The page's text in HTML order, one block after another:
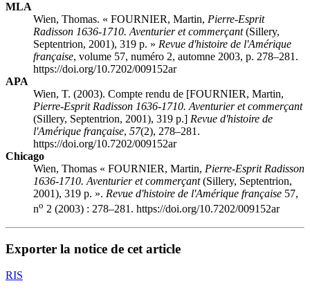
MLA
Wien, Thomas. « FOURNIER, Martin, Pierre-Esprit
Radisson 1636-1710. Aventurier et commerçant(Sillery,
Septentrion, 2001), 319 p. » Revue d'histoire de l'Amérique
française, volume 57, numéro 2, automne 2003, p. 278–281.
https://doi.org/10.7202/009152ar
APA
Wien, T. (2003). Compte rendu de [FOURNIER, Martin,
Pierre-Esprit Radisson 1636-1710. Aventurier et commerçant
(Sillery, Septentrion, 2001), 319 p.] Revue d'histoire de
l'Amérique française, 57(2), 278–281.
https://doi.org/10.7202/009152ar
Chicago
Wien, Thomas « FOURNIER, Martin, Pierre-Esprit Radisson
1636-1710. Aventurier et commerçant(Sillery, Septentrion,
2001), 319 p. ». Revue d'histoire de l'Amérique française 57,
no 2 (2003) : 278–281. https://doi.org/10.7202/009152ar
Exporter la notice de cet article
RIS